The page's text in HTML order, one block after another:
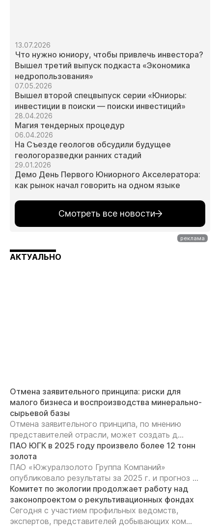
13.07.2026
Что нужно юниору, чтобы привлечь инвестора?
Вышел третий выпуск подкаста «Экономика
недропользования»
07.05.2026
Вышел второй спецвыпуск серии «Юниоры:
инвестиции в поиски — поиски инвестиций»
28.04.2026
Магия тендерных процедур
06.04.2026
На Съезде геологов обсудили будущее
геологоразведки ранних стадий
29.01.2026
Демо День Первого Юниорного Акселератора:
как рынок начал говорить на одном языке
Смотреть все новости
АКТУАЛЬНО
Отмена заявительного принципа: риски для
малого бизнеса и воспроизводства минерально-
сырьевой базы
Отмена заявительного принципа, по мнению
представителей отрасли, может создать д...
ПАО ЮГК в 2025 году произвело более 12 тонн
золота
ПАО «Южуралзолото Группа Компаний»
опубликовало результаты за 2025 г. и прогноз ...
Комитет по экологии продолжает работу над
законопроектом о рекультивационных фондах
Сегодня с участием профильных ведомств,
экспертов, представителей добывающих ком...